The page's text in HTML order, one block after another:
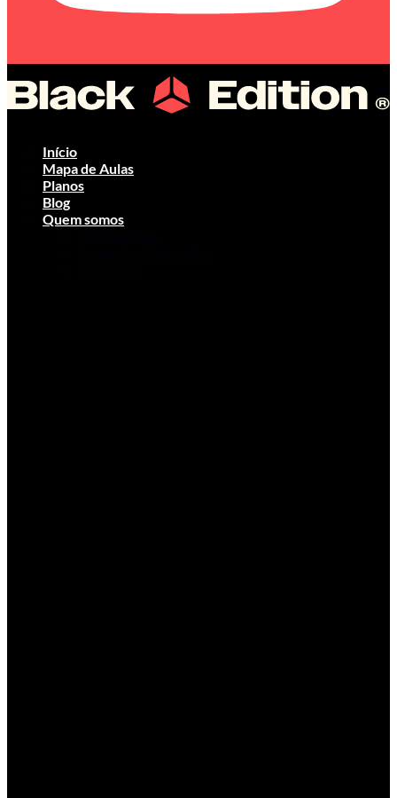
Início
Mapa de Aulas
Planos
Blog
Quem somos